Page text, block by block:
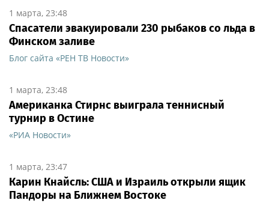
1 марта, 23:48
Спасатели эвакуировали 230 рыбаков со льда в
Финском заливе
Блог сайта «РЕН ТВ Новости»
1 марта, 23:48
Американка Стирнс выиграла теннисный
турнир в Остине
«РИА Новости»
1 марта, 23:47
Карин Кнайсль: США и Израиль открыли ящик
Пандоры на Ближнем Востоке